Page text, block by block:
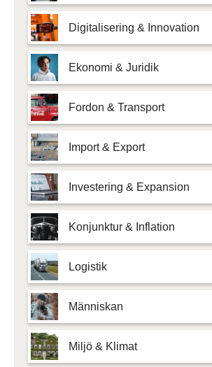
Digitalisering & Innovation
Ekonomi & Juridik
Fordon & Transport
Import & Export
Investering & Expansion
Konjunktur & Inflation
Logistik
Människan
Miljö & Klimat